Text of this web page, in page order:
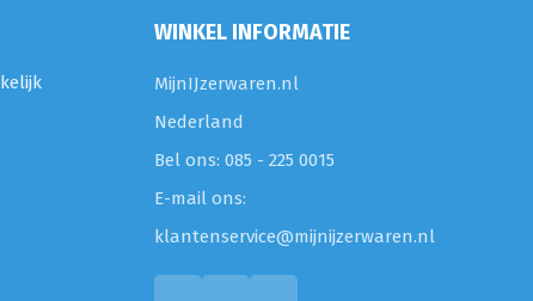
WINKEL INFORMATIE
MijnIJzerwaren.nl
Nederland
Bel ons: 085 - 225 0015
E-mail ons:
klantenservice@mijnijzerwaren.nl